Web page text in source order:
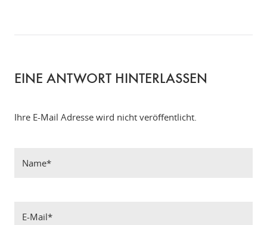
EINE ANTWORT HINTERLASSEN
Ihre E-Mail Adresse wird nicht veröffentlicht.